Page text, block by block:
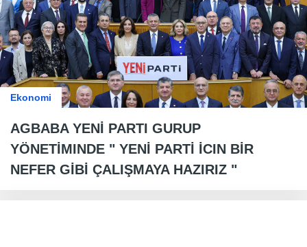
Ekonomi
AGBABA YENİ PARTI GURUP
YÖNETİMINDE " YENİ PARTİ İCIN BİR
NEFER GİBİ ÇALIŞMAYA HAZIRIZ "